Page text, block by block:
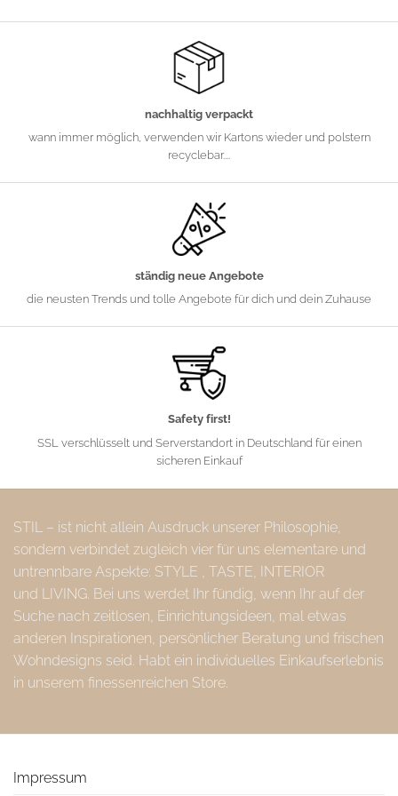
nachhaltig verpackt
wann immer möglich, verwenden wir Kartons wieder und polstern
recyclebar....
ständig neue Angebote
die neusten Trends und tolle Angebote für dich und dein Zuhause
Safety first!
SSL verschlüsselt und Serverstandort in Deutschland für einen
sicheren Einkauf
STIL – ist nicht allein Ausdruck unserer Philosophie,
sondern verbindet zugleich vier für uns elementare und
untrennbare Aspekte: STYLE , TASTE, INTERIOR
und LIVING. Bei uns werdet Ihr fündig, wenn Ihr auf der
Suche nach zeitlosen, Einrichtungsideen, mal etwas
anderen Inspirationen, persönlicher Beratung und frischen
Wohndesigns seid. Habt ein individuelles Einkaufserlebnis
in unserem finessenreichen Store.
Impressum